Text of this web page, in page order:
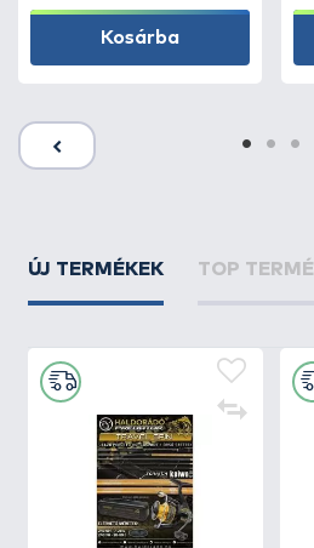
Kosárba
ÚJ TERMÉKEK TOP